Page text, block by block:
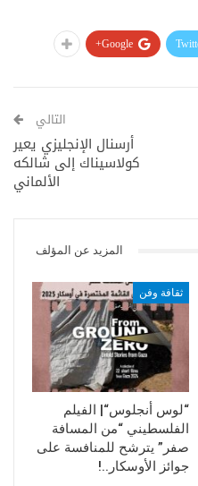
بعد ظهر الجمعة
باب الصغير في
Google+
التالي
أرسنال الإنجليزي يعير
كولاسيناك إلى شالكه
الألماني
المزيد عن المؤلف
ثقافة وفن
“لوس أنجلوس“| الفيلم
الفلسطيني “من المسافة
صفر” يترشح للمنافسة على
جوائز الأوسكار..!